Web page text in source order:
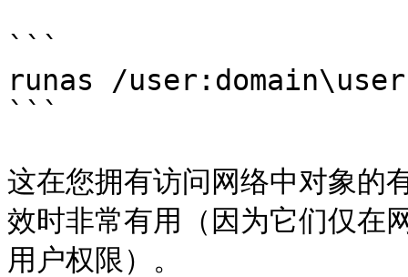
```
runas /
```
这在您拥有访问网络中对象的
效时非常有用（因为它们仅在
用户权限）。